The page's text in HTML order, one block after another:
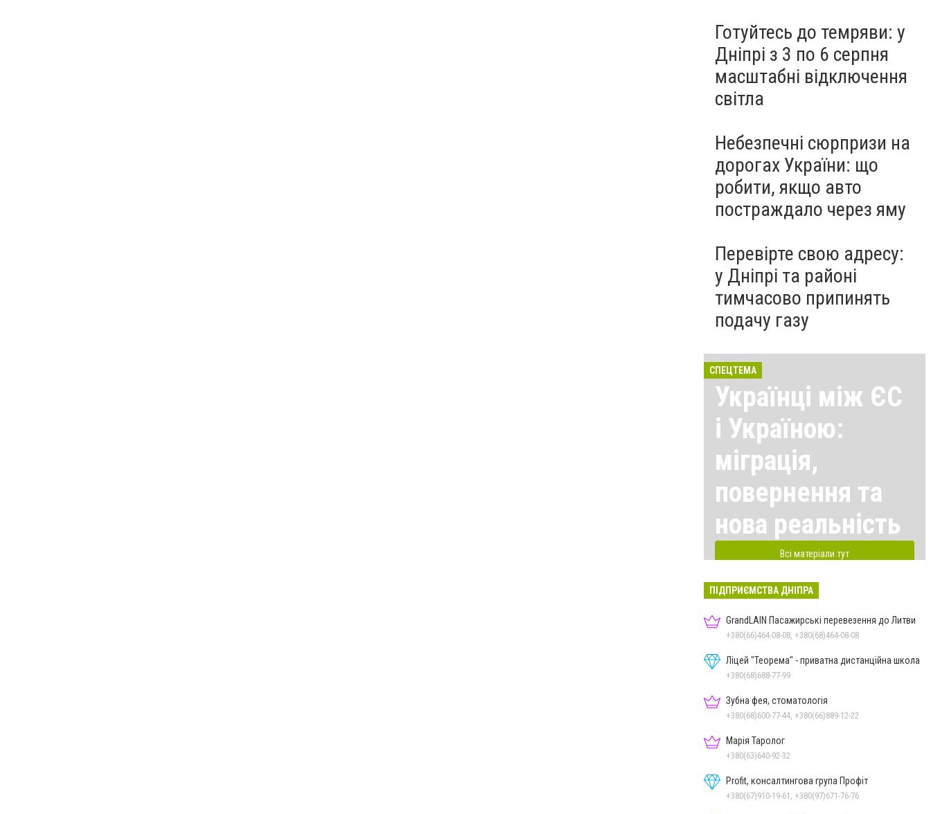
Готуйтесь до темряви: у
Дніпрі з 3 по 6 серпня
масштабні відключення
світла
Небезпечні сюрпризи на
дорогах України: що
робити, якщо авто
постраждало через яму
Перевірте свою адресу:
у Дніпрі та районі
тимчасово припинять
подачу газу
СПЕЦТЕМА
Українці між ЄС
і Україною:
міграція,
повернення та
нова реальність
Всі матеріали тут
ПІДПРИЄМСТВА ДНІПРА
GrandLAIN Пасажирські перевезення до Литви
+380(66)464-08-08, +380(68)464-08-08
Ліцей "Теорема" - приватна дистанційна школа
+380(68)688-77-99
Зубна фея, стоматологія
+380(68)600-77-44, +380(66)889-12-22
Марія Таролог
+380(63)640-92-32
Profit, консалтингова група Профіт
+380(67)910-19-61, +380(97)671-76-76